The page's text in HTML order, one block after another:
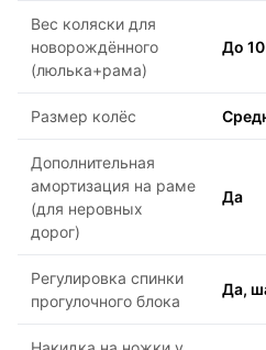
Вес коляски для
новорождённого
(люлька+рама)
До 10
Размер колёс
Дополнительная
амортизация на раме
(для неровных
дорог)
Да
Регулировка спинки
прогулочного блока
Да,